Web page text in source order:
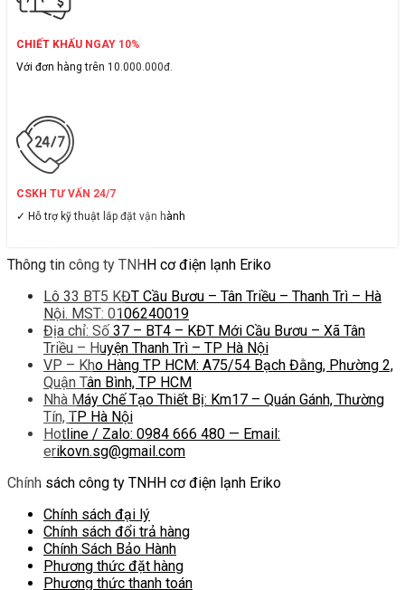
CHIẾT KHẤU NGAY 10%
Với đơn hàng trên 10.000.000đ.
CSKH TƯ VẤN 24/7
✓ Hỗ trợ kỹ thuật lắp đặt vận hành
Thông tin công ty TNHH cơ điện lạnh Eriko
Lô 33 BT5 KĐT Cầu Bươu – Tân Triều – Thanh Trì – Hà
Nội. MST: 0106240019
Địa chỉ: Số 37 – BT4 – KĐT Mới Cầu Bươu – Xã Tân
Triều – Huyện Thanh Trì – TP Hà Nội
VP – Kho Hàng TP HCM: A75/54 Bạch Đằng, Phường 2,
Quận Tân Bình, TP HCM
Nhà Máy Chế Tạo Thiết Bị: Km17 – Quán Gánh, Thường
Tín, TP Hà Nội
Hotline / Zalo: 0984 666 480 — Email:
erikovn.sg@gmail.com
Chính sách công ty TNHH cơ điện lạnh Eriko
Chính sách đại lý
Chính sách đổi trả hàng
Chính Sách Bảo Hành
Phương thức đặt hàng
Phương thức thanh toán